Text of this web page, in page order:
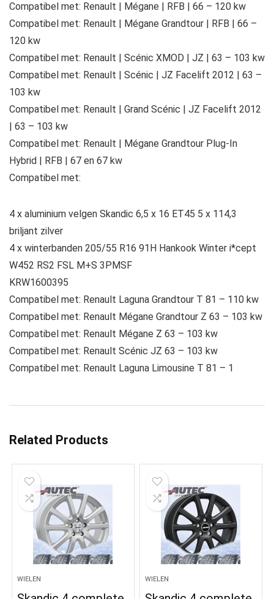
Compatibel met: Renault | Mégane | RFB | 66 – 120 kw
Compatibel met: Renault | Mégane Grandtour | RFB | 66 –
120 kw
Compatibel met: Renault | Scénic XMOD | JZ | 63 – 103 kw
Compatibel met: Renault | Scénic | JZ Facelift 2012 | 63 –
103 kw
Compatibel met: Renault | Grand Scénic | JZ Facelift 2012
| 63 – 103 kw
Compatibel met: Renault | Mégane Grandtour Plug-In
Hybrid | RFB | 67 en 67 kw
Compatibel met:
4 x aluminium velgen Skandic 6,5 x 16 ET45 5 x 114,3
briljant zilver
4 x winterbanden 205/55 R16 91H Hankook Winter i*cept
W452 RS2 FSL M+S 3PMSF
KRW1600395
Compatibel met: Renault Laguna Grandtour T 81 – 110 kw
Compatibel met: Renault Mégane Grandtour Z 63 – 103 kw
Compatibel met: Renault Mégane Z 63 – 103 kw
Compatibel met: Renault Scénic JZ 63 – 103 kw
Compatibel met: Renault Laguna Limousine T 81 – 1
Related Products
WIELEN WIELEN